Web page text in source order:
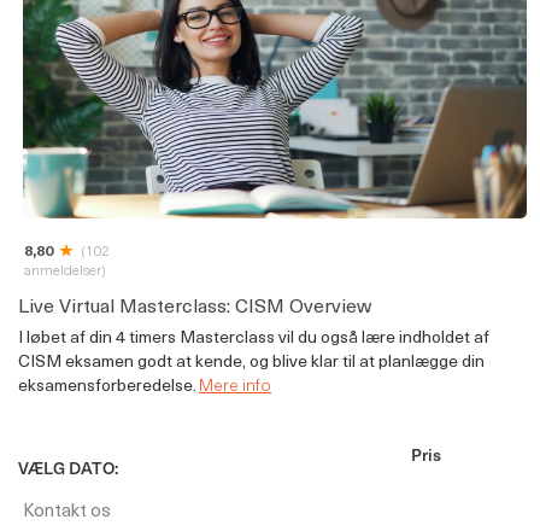
8,80
(102
anmeldelser)
Live Virtual Masterclass: CISM Overview
I løbet af din 4 timers Masterclass vil du også lære indholdet af
CISM eksamen godt at kende, og blive klar til at planlægge din
eksamensforberedelse.Mere info
VÆLG DATO:
Kontakt os
Pris